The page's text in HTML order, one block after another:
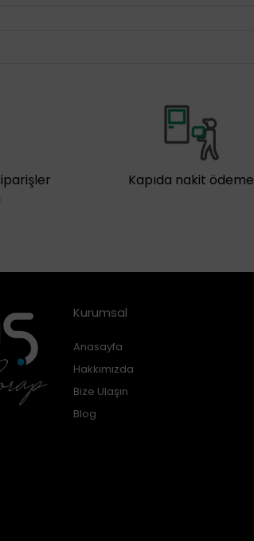
Kapıda nakit ödeme
Kurumsal
Anasayfa
Hakkımızda
Bize Ulaşın
Blog